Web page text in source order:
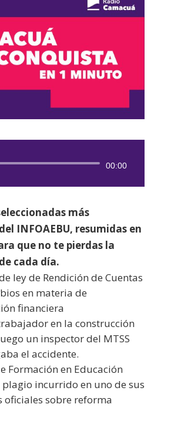
Reproductor
00:00
más
INFOAEBU, resumidas en
que no te pierdas la
cada día.
ley de Rendición de Cuentas
en materia de
financiera
en la construcción
un inspector del MTSS
el accidente.
Formación en Educación
plagio incurrido en uno de sus
oficiales sobre reforma